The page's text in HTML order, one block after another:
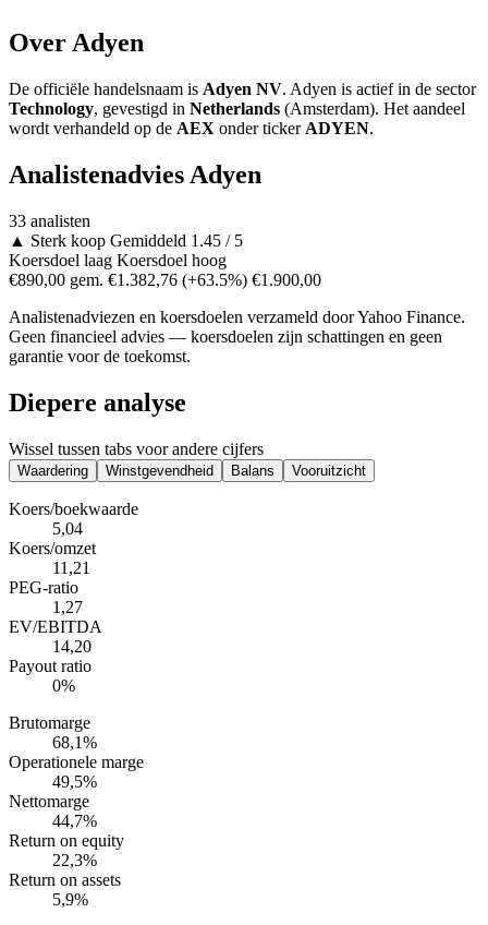
Over Adyen
De officiële handelsnaam is Adyen NV. Adyen is actief in de sector
Technology, gevestigd in Netherlands (Amsterdam). Het aandeel
wordt verhandeld op de AEX onder ticker ADYEN.
Analistenadvies Adyen
33 analisten
▲ Sterk koop Gemiddeld 1.45 / 5
Koersdoel laag Koersdoel hoog
€890,00 gem. €1.382,76 (+63.5%) €1.900,00
Analistenadviezen en koersdoelen verzameld door Yahoo Finance.
Geen financieel advies — koersdoelen zijn schattingen en geen
garantie voor de toekomst.
Diepere analyse
Wissel tussen tabs voor andere cijfers
Waardering Winstgevendheid Balans Vooruitzicht
Koers/boekwaarde
5,04
Koers/omzet
11,21
PEG-ratio
1,27
EV/EBITDA
14,20
Payout ratio
0%
Brutomarge
68,1%
Operationele marge
49,5%
Nettomarge
44,7%
Return on equity
22,3%
Return on assets
5,9%